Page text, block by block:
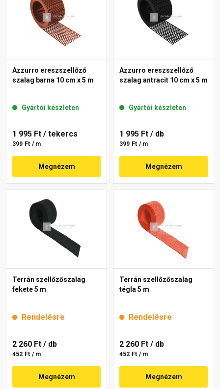
Azzurro ereszszellőző
szalag barna 10 cm x 5 m
Gyártói készleten
1 995 Ft / tekercs
399 Ft / m
Megnézem
Azzurro ereszszellőző
szalag antracit 10 cm x 5 m
Gyártói készleten
1 995 Ft / db
399 Ft / m
Megnézem
Terrán szellőzőszalag
fekete 5 m
Rendelésre
2 260 Ft / db
452 Ft / m
Megnézem
Terrán szellőzőszalag
tégla 5 m
Rendelésre
2 260 Ft / db
452 Ft / m
Megnézem